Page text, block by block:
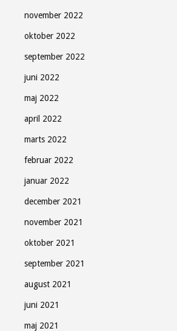
november 2022
oktober 2022
september 2022
juni 2022
maj 2022
april 2022
marts 2022
februar 2022
januar 2022
december 2021
november 2021
oktober 2021
september 2021
august 2021
juni 2021
maj 2021